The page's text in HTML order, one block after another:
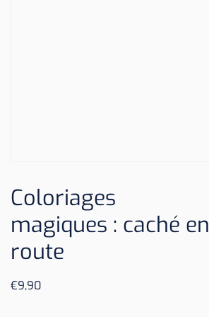
Coloriages
magiques : caché en
route
€9,90